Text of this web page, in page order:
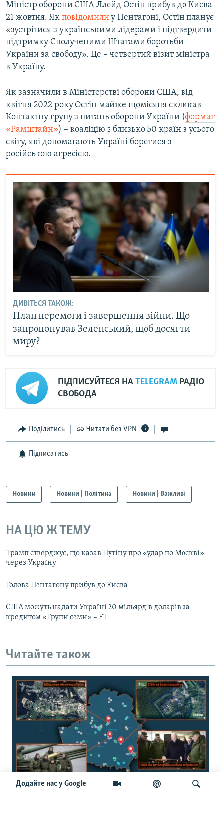
Додайте нас у Google
Міністр оборони США Ллойд Остін прибув до Києва
21 жовтня. Як повідомили у Пентагоні, Остін планує
«зустрітися з українськими лідерами і підтвердити
підтримку Сполученими Штатами боротьби
України за свободу». Це – четвертий візит міністра
в Україну.
Як зазначили в Міністерстві оборони США, від
квітня 2022 року Остін майже щомісяця скликав
Контактну групу з питань оборони України (формат
«Рамштайн») – коаліцію з близько 50 країн з усього
світу, які допомагають Україні боротися з
російською агресією.
ДИВІТЬСЯ ТАКОЖ:
План перемоги і завершення війни. Що
запропонував Зеленський, щоб досягти
миру?
ПІДПИСУЙТЕСЯ НА TELEGRAM РАДІО
СВОБОДА
Поділитись Читати без VPN
Підписатись
Новини Новини | Політика Новини | Важливі
НА ЦЮ Ж ТЕМУ
Трамп стверджує, що казав Путіну про «удар по Москві»
через Україну
Голова Пентагону прибув до Києва
США можуть надати Україні 20 мільярдів доларів за
кредитом «Групи семи» – FT
Читайте також